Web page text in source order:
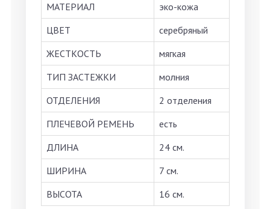
МАТЕРИАЛ
эко-кожа
ЦВЕТ
серебряный
ЖЕСТКОСТЬ
мягкая
ТИП ЗАСТЕЖКИ
молния
ОТДЕЛЕНИЯ
2 отделения
ПЛЕЧЕВОЙ РЕМЕНЬ
есть
ДЛИНА
24 см.
ШИРИНА
7 см.
ВЫСОТА
16 см.